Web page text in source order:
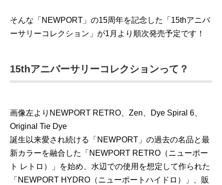
そんな「NEWPORT」の15周年を記念した「15thアニバ
ーサリーコレクション」が1月より順次発売予定です！
15thアニバーサリーコレクションって？
画像左よりNEWPORT RETRO、Zen、Dye Spiral 6、
Original Tie Dye
誕生以来愛され続ける「NEWPORT」の過去の名品と最
新カラーを融合した「NEWPORT RETRO（ニューポー
ト レトロ）」を始め、水辺での使用を想定して作られた
「NEWPORT HYDRO（ニューポートハイドロ）」、販